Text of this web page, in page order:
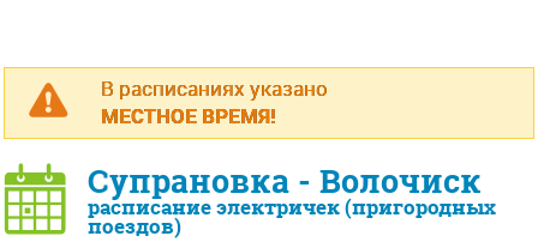
В расписаниях указано
МЕСТНОЕ ВРЕМЯ!
Супрановка - Волочиск
расписание электричек (пригородных
поездов)